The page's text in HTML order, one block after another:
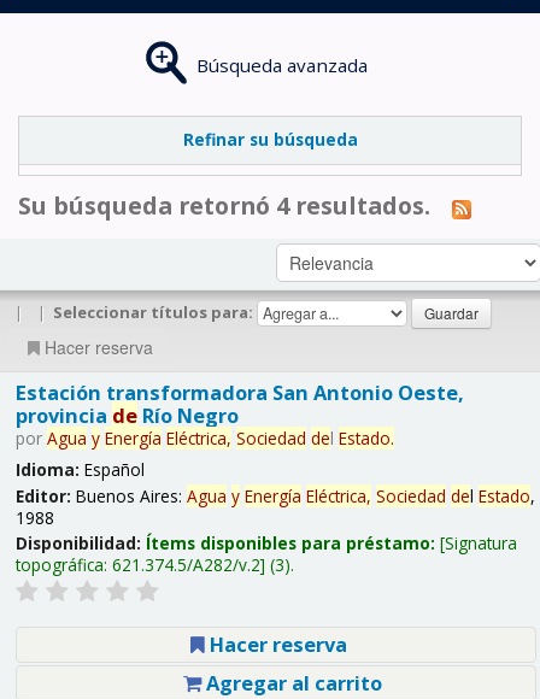
Búsqueda avanzada
Refinar su búsqueda
Su búsqueda retornó 4 resultados.
| | Seleccionar títulos para:
Hacer reserva
Estación transformadora San Antonio Oeste,
provincia deRío Negro
por Agua y Energía Eléctrica, Sociedad del Estado.
Idioma: Español
Editor: Buenos Aires: Agua y Energía Eléctrica, Sociedad del Estado,
1988
Disponibilidad: Ítems disponibles para préstamo: Signatura
topográfica: 621.374.5/A282/v.2 (3).
Hacer reserva
Agregar al carrito